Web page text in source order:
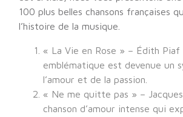
100 plus belles chansons françaises
l’histoire de la musique.
« La Vie en Rose » – Édith
emblématique est devenue un
l’amour et de la passion.
« Ne me quitte pas » –
chanson d’amour intense qui